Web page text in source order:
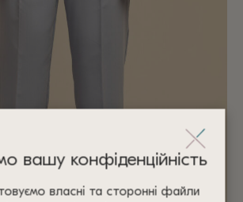
вашу конфіденційність
власні та сторонні файли